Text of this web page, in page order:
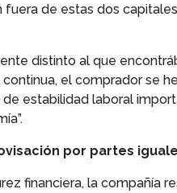
de estas dos
distinto al que
el comprador se
estabilidad laboral
por partes
financiera, la compañía